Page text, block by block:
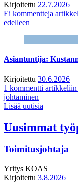
Kirjoitettu 22.7.2026
Ei kommentteja
edelleen
Asiantuntija:
Kirjoitettu 30.6.2026
1 kommentti artikkeliin
johtaminen
Lisää uutisia
Uusimmat
Toimitusjohtaja
Yritys KOAS
Kirjoitettu 3.8.2026